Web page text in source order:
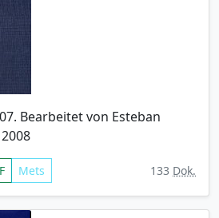
Bearbeitet von Esteban
Mets 133 Dok.